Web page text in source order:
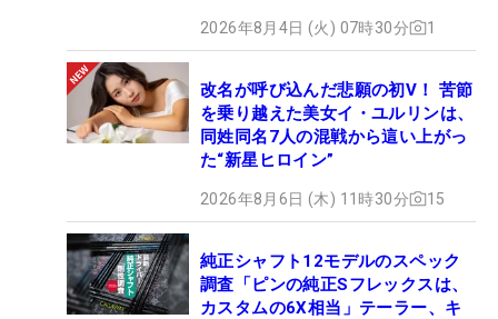
2026年8月4日 (火) 07時30分 1
改名が呼び込んだ悲願の初V！ 苦節
を乗り越えた美女イ・ユルリンは、
同姓同名7人の混戦から這い上がっ
た“新星ヒロイン”
2026年8月6日 (木) 11時30分 15
純正シャフト12モデルのスペック
調査「ピンの純正Sフレックスは、
カスタムの6X相当」テーラー、キ